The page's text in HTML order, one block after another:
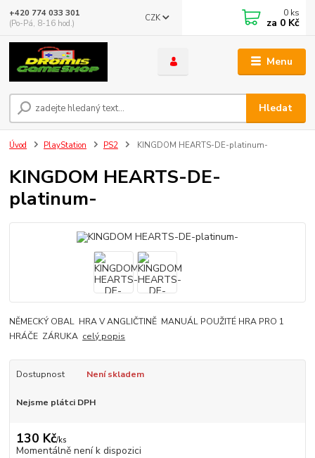
Menu
CZK
Hledat
+420 774 033 301
(Po-Pá, 8-16 hod.)
0 ks
za 0 Kč
Úvod PlayStation PS2 KINGDOM HEARTS-DE-platinum-
KINGDOM HEARTS-DE-
platinum-
NĚMECKÝ OBAL HRA V ANGLIČTINĚ MANUÁL POUŽITÉ HRA PRO 1
HRÁČE ZÁRUKA celý popis
Dostupnost Není skladem
Nejsme plátci DPH
130 Kč/ks
Momentálně není k dispozici